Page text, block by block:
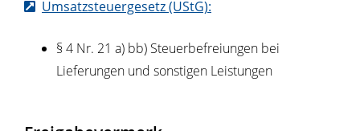
Umsatzsteuergesetz (UStG):
§ 4 Nr. 21 a) bb) Steuerbefreiungen bei
Lieferungen und sonstigen Leistungen